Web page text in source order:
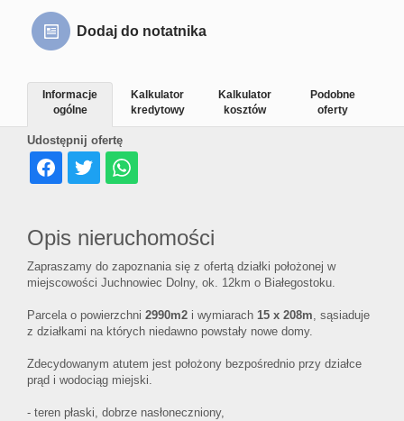
Zasady
Dodaj do notatnika
Udostępnij ofertę
Informacje
ogólne
Kalkulator
kredytowy
Kalkulator
kosztów
Podobne
oferty
Opis nieruchomości
Zapraszamy do zapoznania się z ofertą działki położonej w
miejscowości Juchnowiec Dolny, ok. 12km o Białegostoku.
Parcela o powierzchni 2990m2 i wymiarach 15 x 208m, sąsiaduje
z działkami na których niedawno powstały nowe domy.
Zdecydowanym atutem jest położony bezpośrednio przy działce
prąd i wodociąg miejski.
- teren płaski, dobrze nasłoneczniony,